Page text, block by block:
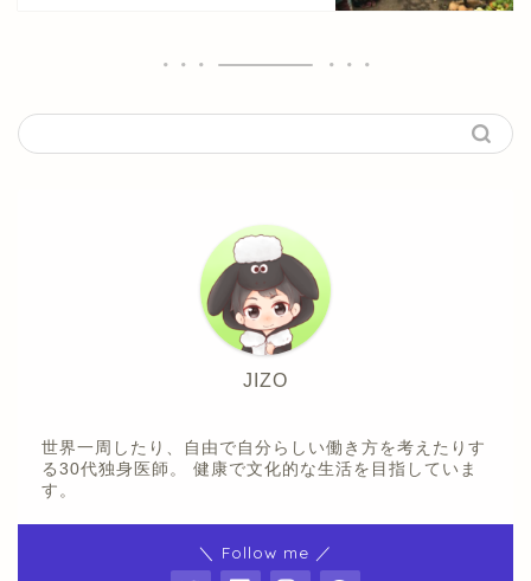
JIZO
世界一周したり、自由で自分らしい働き方を考えたりす
る30代独身医師。 健康で文化的な生活を目指していま
す。
＼ Follow me ／